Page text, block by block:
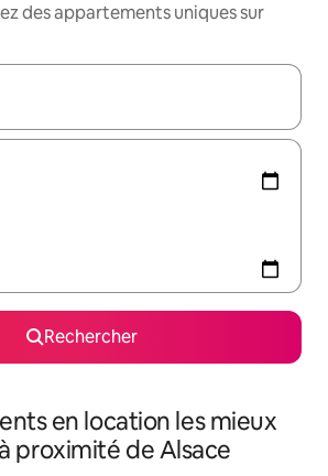
des appartements uniques sur
s'affichent, utilisez les flèches vers le
Rechercher
en location les mieux
proximité de Alsace